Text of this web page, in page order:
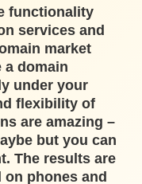
functionality
services and
market
a domain
under your
flexibility of
are amazing –
but you can
The results are
phones and